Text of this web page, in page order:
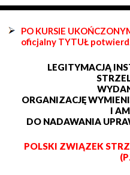
PO KURSIE
oficjalny TYTUŁ
LEGITYMACJĄ
ORGANIZACJĘ
I
DO NADAWANIA
POLSKI ZWIĄZEK